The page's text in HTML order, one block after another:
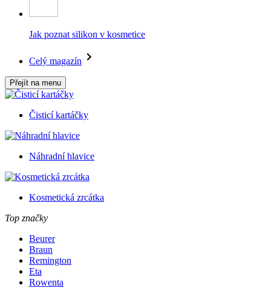
Jak poznat silikon v kosmetice
Celý magazín
Přejít na menu
Čisticí kartáčky
Náhradní hlavice
Kosmetická zrcátka
Top značky
Beurer
Braun
Remington
Eta
Rowenta